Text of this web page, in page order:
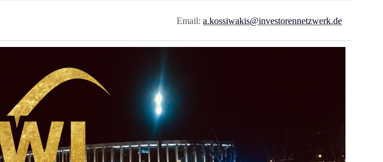
Email:a.kossiwakis@investorennetzwerk.de